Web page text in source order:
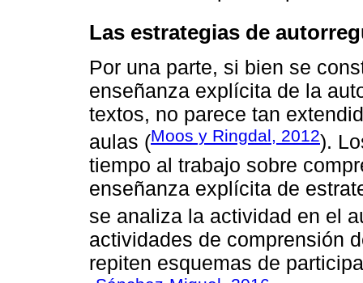
Las estrategias de
Por una parte, si bien se
enseñanza explícita de la
textos, no parece tan
aulas (Moos y Ringdal, 2012).
tiempo al trabajo sobre
enseñanza explícita de
se analiza la actividad en el
actividades de comprensión
repiten esquemas de